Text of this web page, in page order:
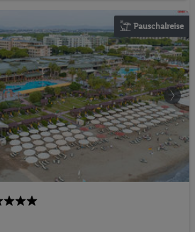
Pauschalreise